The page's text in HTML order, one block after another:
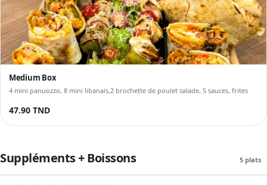
Medium Box
4 mini panuozzo, 8 mini libanais,2 brochette de poulet salade, 5 sauces, frites
47.90 TND
Suppléments + Boissons 5 plats